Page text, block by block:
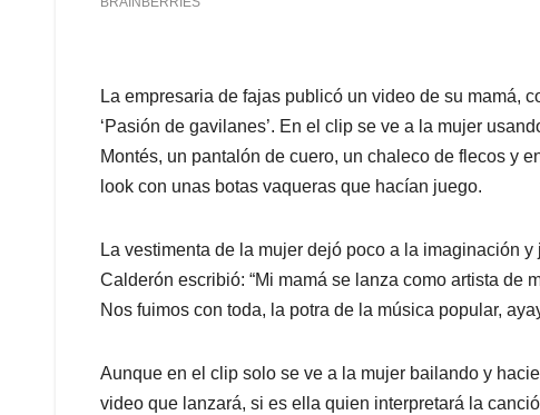
La empresaria de fajas publicó un video de su mamá,
‘Pasión de gavilanes’. En el clip se ve a la mujer
Montés, un pantalón de cuero, un chaleco de flecos y
look con unas botas vaqueras que hacían juego.
La vestimenta de la mujer dejó poco a la imaginación
Calderón escribió: “Mi mamá se lanza como artista de
Nos fuimos con toda, la potra de la música popular,
Aunque en el clip solo se ve a la mujer bailando y
video que lanzará, si es ella quien interpretará la